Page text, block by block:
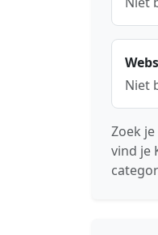
Niet
Zoek
vind je